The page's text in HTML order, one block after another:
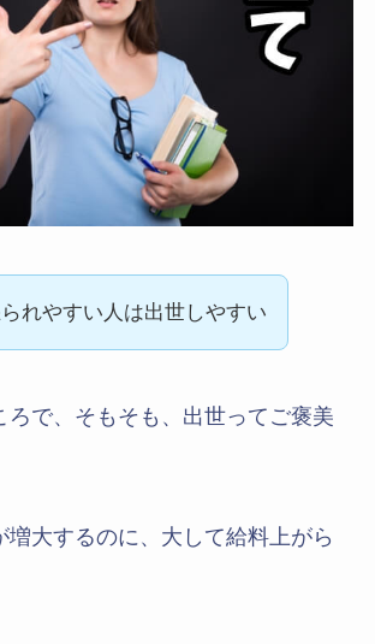
れやすい人は出世しやすい
ろで、そもそも、出世ってご褒美
増大するのに、大して給料上がら